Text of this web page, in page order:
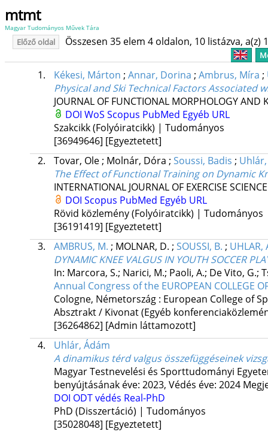
mtmt
Magyar Tudományos Művek Tára
Előző oldal Összesen 35 elem 4 oldalon, 10 listázva, a(z)
1. Kékesi, Márton ; Annar, Dorina ; Ambrus, Míra ;
Physical and Ski Technical Factors Associated
JOURNAL OF FUNCTIONAL MORPHOLOGY AND
DOI WoS Scopus PubMed Egyéb URL
Szakcikk (Folyóiratcikk) | Tudományos
[36949646] [Egyeztetett]
2.
Tovar, Ole; Molnár, Dóra ; Soussi, Badis ;
The Effect of Functional Training on Dynamic
INTERNATIONAL JOURNAL OF EXERCISE SCIENCE
DOI Scopus PubMed Egyéb URL
Rövid közlemény (Folyóiratcikk) | Tudományos
[36191419] [Egyeztetett]
3.
AMBRUS, M. ; MOLNAR, D. ; SOUSSI, B. ; UHLAR,
DYNAMIC KNEE VALGUS IN YOUTH SOCCER
In: Marcora, S.; Narici, M.; Paoli, A.; De Vito, G.;
Annual Congress of the EUROPEAN COLLEGE
Cologne, Németország : European College of
Absztrakt / Kivonat (Egyéb
[36264862] [Admin láttamozott]
4.
Uhlár, Ádám
A dinamikus térd valgus összefüggéseinek
Magyar Testnevelési és Sporttudományi
benyújtásának éve: 2023, Védés éve: 2024
DOI ODT védés Real-PhD
PhD (Disszertáció) | Tudományos
[35028048] [Egyeztetett]